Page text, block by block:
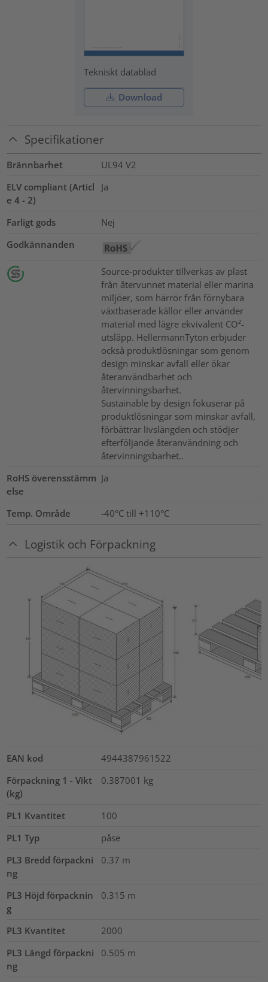
Tekniskt datablad
Download
Specifikationer
Brännbarhet
UL94 V2
ELV compliant (Articl
e 4 - 2)
Ja
Farligt gods
Nej
Godkännanden
Source-produkter tillverkas av plast
från återvunnet material eller marina
miljöer, som härrör från förnybara
växtbaserade källor eller använder
material med lägre ekvivalent CO²-
utsläpp. HellermannTyton erbjuder
också produktlösningar som genom
design minskar avfall eller ökar
återanvändbarhet och
återvinningsbarhet.
Sustainable by design fokuserar på
produktlösningar som minskar avfall,
förbättrar livslängden och stödjer
efterföljande återanvändning och
återvinningsbarhet..
RoHS överensstämm
else
Ja
Temp. Område -40°C till +110°C
Logistik och Förpackning
EAN kod
4944387961522
Förpackning 1 - Vikt
(kg)
0.387001 kg
PL1 Kvantitet
100
PL1 Typ
påse
PL3 Bredd förpackni
ng
0.37 m
PL3 Höjd förpacknin
g
0.315 m
PL3 Kvantitet
2000
PL3 Längd förpackni
ng
0.505 m